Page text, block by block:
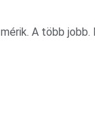
A több jobb.